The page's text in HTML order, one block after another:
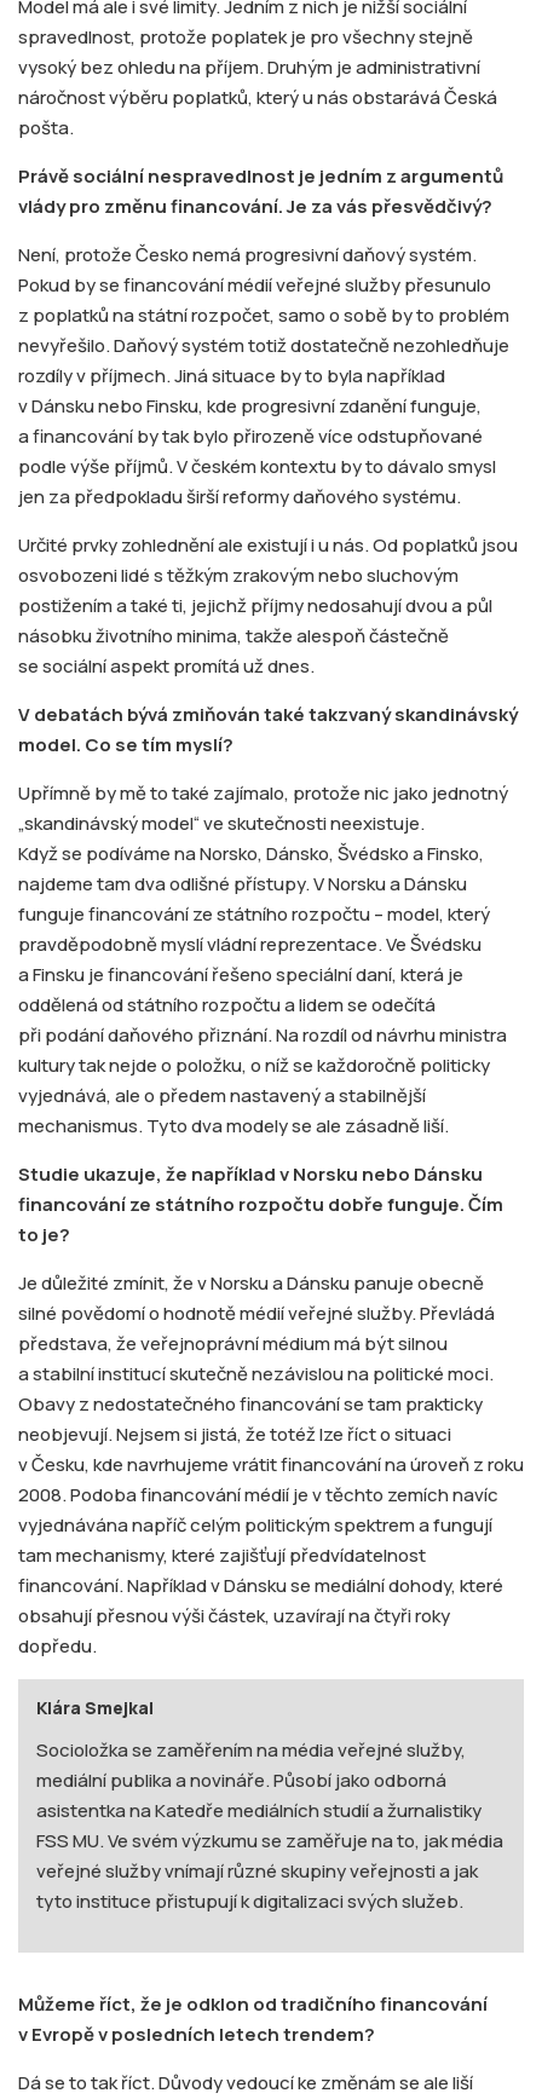
Model má ale i své limity. Jedním z nich je nižší sociální
spravedlnost, protože poplatek je pro všechny stejně
vysoký bez ohledu na příjem. Druhým je administrativní
náročnost výběru poplatků, který u nás obstarává Česká
pošta.
Právě sociální nespravedlnost je jedním z argumentů
vlády pro změnu financování. Je za vás přesvědčivý?
Není, protože Česko nemá progresivní daňový systém.
Pokud by se financování médií veřejné služby přesunulo
z poplatků na státní rozpočet, samo o sobě by to problém
nevyřešilo. Daňový systém totiž dostatečně nezohledňuje
rozdíly v příjmech. Jiná situace by to byla například
v Dánsku nebo Finsku, kde progresivní zdanění funguje,
a financování by tak bylo přirozeně více odstupňované
podle výše příjmů. V českém kontextu by to dávalo smysl
jen za předpokladu širší reformy daňového systému.
Určité prvky zohlednění ale existují i u nás. Od poplatků jsou
osvobozeni lidé s těžkým zrakovým nebo sluchovým
postižením a také ti, jejichž příjmy nedosahují dvou a půl
násobku životního minima, takže alespoň částečně
se sociální aspekt promítá už dnes.
V debatách bývá zmiňován také takzvaný skandinávský
model. Co se tím myslí?
Upřímně by mě to také zajímalo, protože nic jako jednotný
„skandinávský model“ ve skutečnosti neexistuje.
Když se podíváme na Norsko, Dánsko, Švédsko a Finsko,
najdeme tam dva odlišné přístupy. V Norsku a Dánsku
funguje financování ze státního rozpočtu – model, který
pravděpodobně myslí vládní reprezentace. Ve Švédsku
a Finsku je financování řešeno speciální daní, která je
oddělená od státního rozpočtu a lidem se odečítá
při podání daňového přiznání. Na rozdíl od návrhu ministra
kultury tak nejde o položku, o níž se každoročně politicky
vyjednává, ale o předem nastavený a stabilnější
mechanismus. Tyto dva modely se ale zásadně liší.
Studie ukazuje, že například v Norsku nebo Dánsku
financování ze státního rozpočtu dobře funguje. Čím
to je?
Je důležité zmínit, že v Norsku a Dánsku panuje obecně
silné povědomí o hodnotě médií veřejné služby. Převládá
představa, že veřejnoprávní médium má být silnou
a stabilní institucí skutečně nezávislou na politické moci.
Obavy z nedostatečného financování se tam prakticky
neobjevují. Nejsem si jistá, že totéž lze říct o situaci
v Česku, kde navrhujeme vrátit financování na úroveň z roku
2008. Podoba financování médií je v těchto zemích navíc
vyjednávána napříč celým politickým spektrem a fungují
tam mechanismy, které zajišťují předvídatelnost
financování. Například v Dánsku se mediální dohody, které
obsahují přesnou výši částek, uzavírají na čtyři roky
dopředu.
Klára Smejkal
Socioložka se zaměřením na média veřejné služby,
mediální publika a novináře. Působí jako odborná
asistentka na Katedře mediálních studií a žurnalistiky
FSS MU. Ve svém výzkumu se zaměřuje na to, jak média
veřejné služby vnímají různé skupiny veřejnosti a jak
tyto instituce přistupují k digitalizaci svých služeb.
Můžeme říct, že je odklon od tradičního financování
v Evropě v posledních letech trendem?
Dá se to tak říct. Důvody vedoucí ke změnám se ale liší